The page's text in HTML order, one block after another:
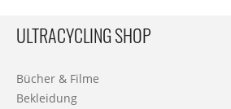
ULTRACYCLING SHOP
Bücher & Filme
Bekleidung